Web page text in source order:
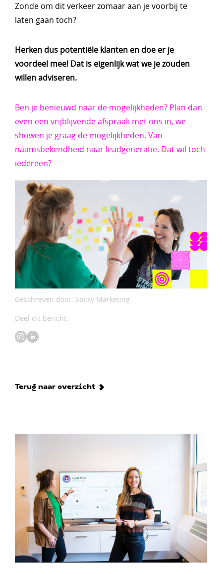
Zonde om dit verkeer zomaar aan je voorbij te
laten gaan toch?
Herken dus potentiële klanten en doe er je
voordeel mee! Dat is eigenlijk wat we je zouden
willen adviseren.
Ben je benieuwd naar de mogelijkheden? Plan dan
even een vrijblijvende afspraak met ons in, we
showen je graag de mogelijkheden. Van
naamsbekendheid naar leadgeneratie. Dat wil toch
iedereen?
Geschreven door: Sticky Marketing
Deel dit bericht:
Terug naar overzicht